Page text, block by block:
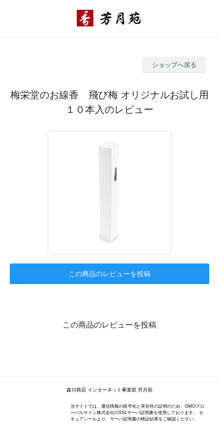
ショップへ戻る
梅栄堂のお線香 飛び梅 オリジナルお試し用
１０本入のレビュー
この商品のレビューを投稿
この商品のレビューを投稿
森川商店 インターネット事業部 芳月苑
当サイトでは、通信情報の暗号化と実在性の証明のため、GMOグロ
ーバルサイン株式会社のSSLサーバ証明書を使用しております。 セ
キュアシールより、サーバ証明書の検証結果をご確認ください。